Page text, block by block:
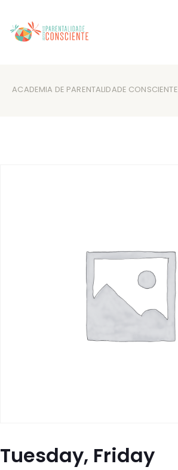
ACADEMIA DE PARENTALIDADE CONSCIENTE
Tuesday, Friday